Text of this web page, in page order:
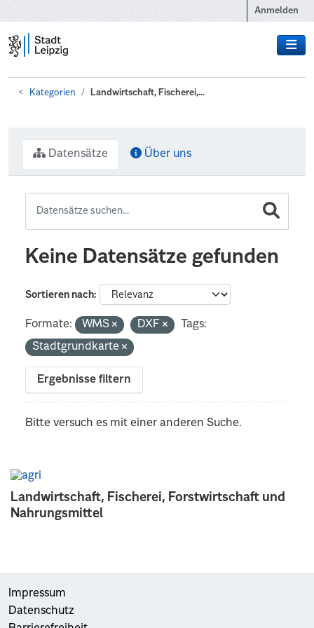
Anmelden
Kategorien Landwirtschaft, Fischerei,...
Landwirtschaft, Fischerei, Forstwirtschaft und
Nahrungsmittel
Datensätze Über uns
Keine Datensätze gefunden
Sortieren nach
Formate: WMS DXF
Tags:
Stadtgrundkarte
Ergebnisse filtern
Bitte versuch es mit einer anderen Suche.
Impressum
Datenschutz